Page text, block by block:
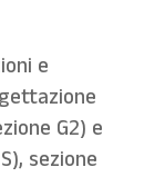
e
G2) e
sezione